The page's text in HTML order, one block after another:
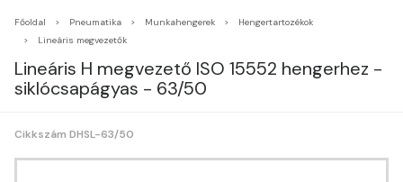
Főoldal Pneumatika Munkahengerek
Hengertartozékok
Lineáris megvezetők
Lineáris H megvezető ISO 15552 hengerhez -
siklócsapágyas - 63/50
Cikkszám DHSL-63/50